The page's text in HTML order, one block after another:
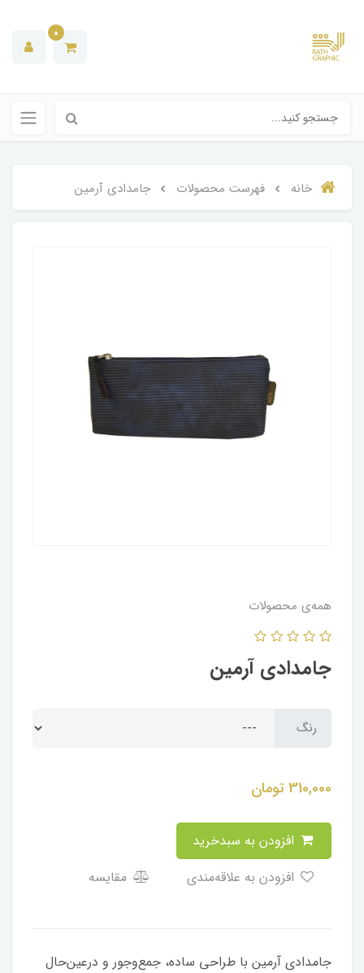
0
خانه فهرست محصولات جامدادی آرمین
همه‌ی محصولات
جامدادی آرمین
رنگ
310,000 تومان
مقایسه
جامدادی آرمین با طراحی ساده، جمع‌وجور و درعین‌حال